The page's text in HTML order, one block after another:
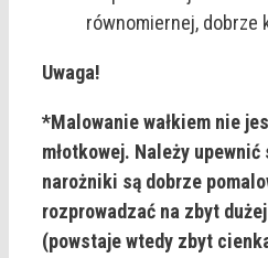
równomiernej, dobrze
Uwaga!
*Malowanie wałkiem nie
młotkowej. Należy
narożniki są dobrze
rozprowadzać na zbyt
(powstaje wtedy zbyt